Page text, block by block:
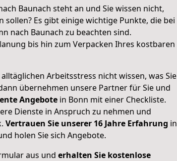
Baunach steht an und Sie wissen nicht,
sollen? Es gibt einige wichtige Punkte, die bei
nach Baunach zu beachten sind.
bis hin zum Verpacken Ihres kostbaren
Arbeitsstress nicht wissen, was Sie
übernehmen unsere Partner für Sie und
Angebote in Bonn mit einer Checkliste.
Dienste in Anspruch zu nehmen und
Vertrauen Sie unserer 16 Jahre Erfahrung in
holen Sie sich Angebote.
aus und erhalten Sie kostenlose